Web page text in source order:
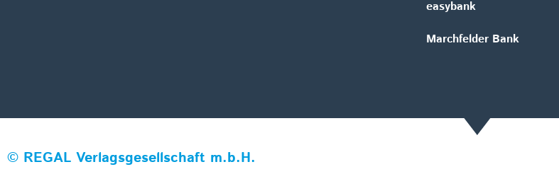
easybank
Marchfelder Bank
© REGAL Verlagsgesellschaft m.b.H.